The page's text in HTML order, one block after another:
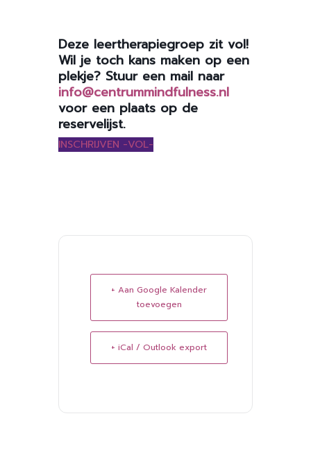
Deze leertherapiegroep zit vol!
Wil je toch kans maken op een
plekje? Stuur een mail naar
info@centrummindfulness.nl
voor een plaats op de
reservelijst.
INSCHRIJVEN -VOL-
+ Aan Google Kalender
toevoegen
+ iCal / Outlook export